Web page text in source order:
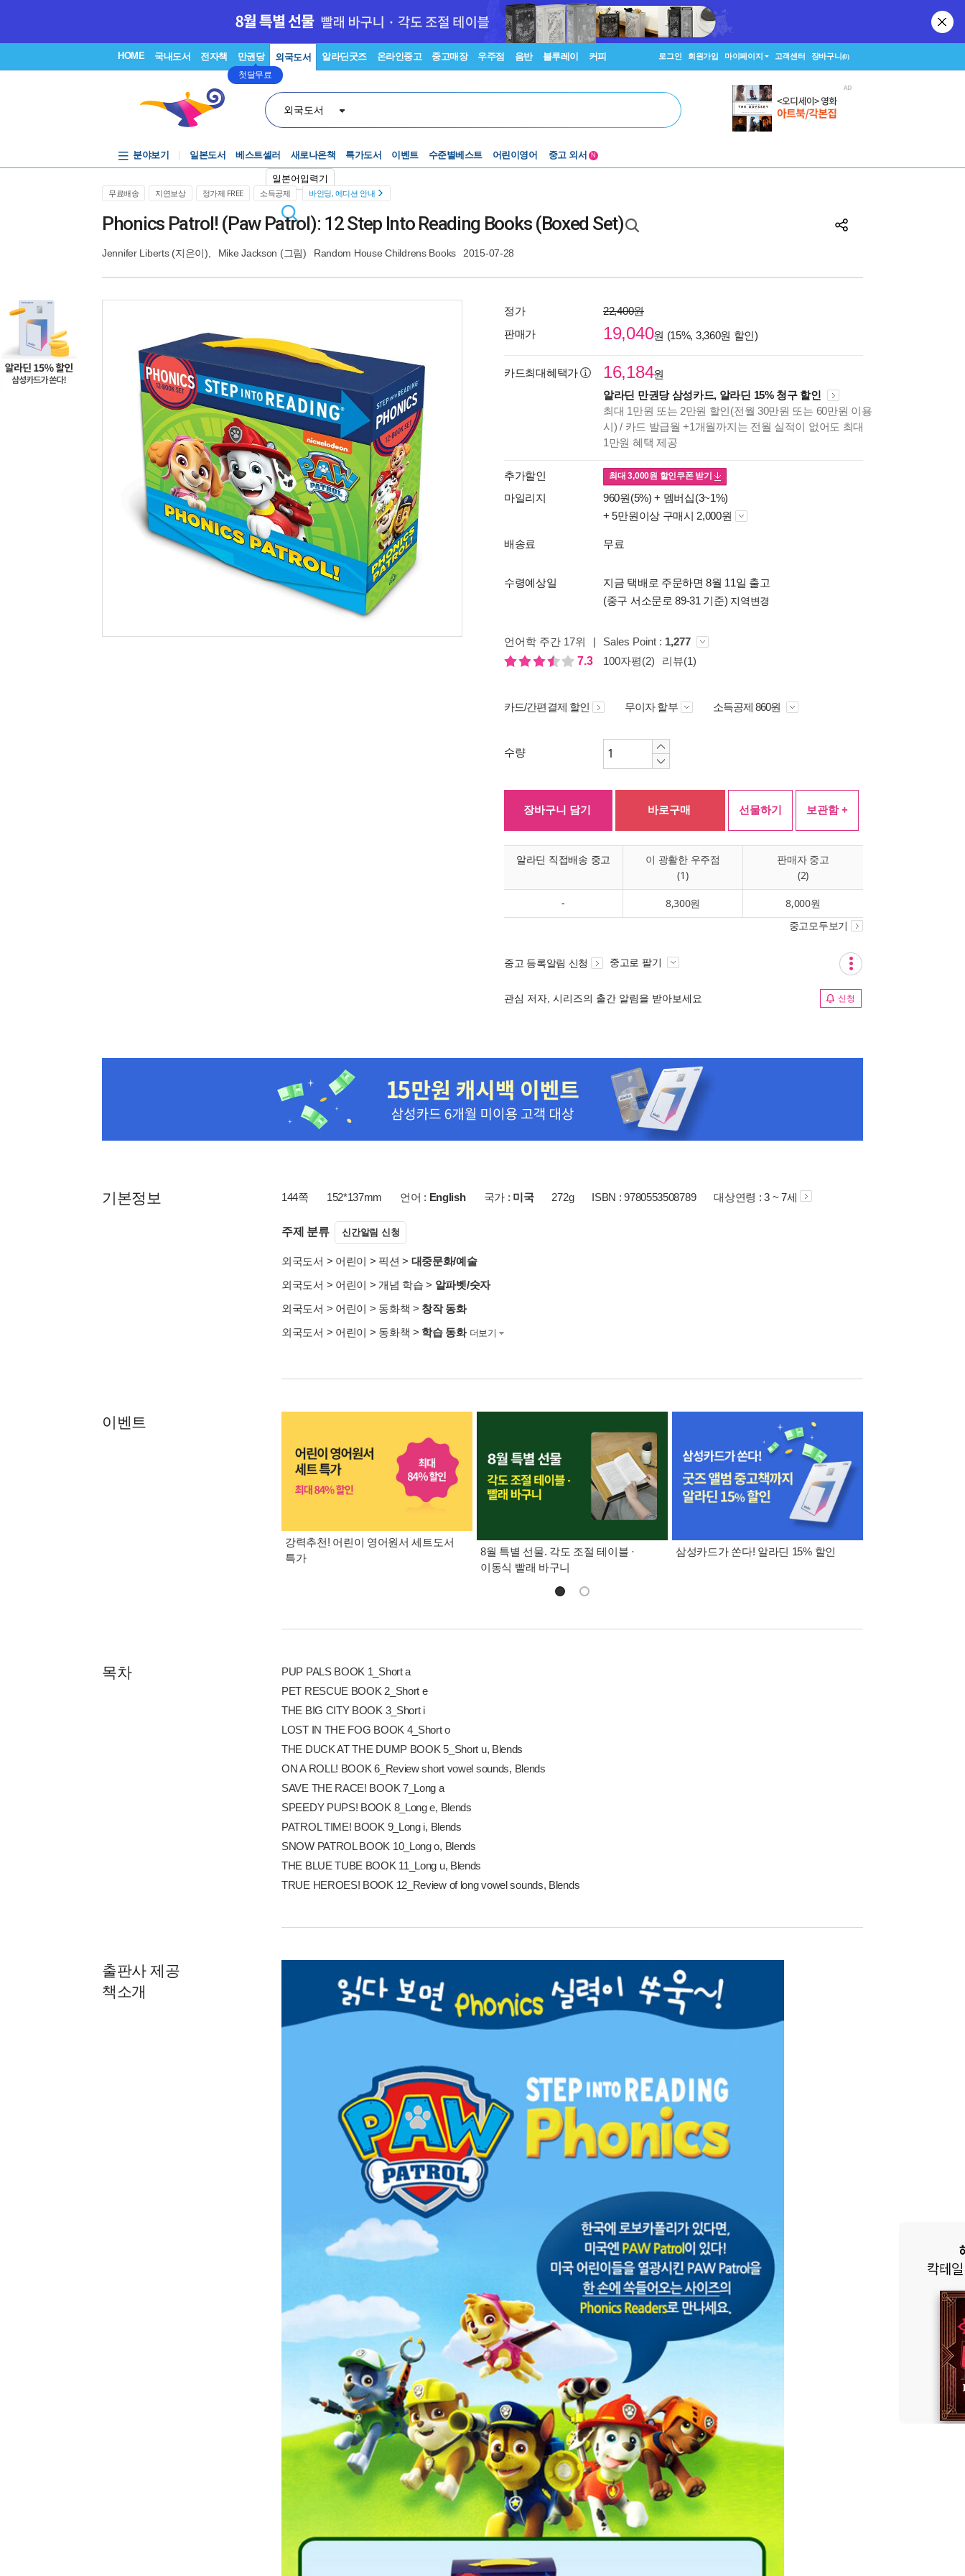
HOME 국내도서 전자책 만권당
첫달무료
외국도서 알라딘굿즈 온라인중고 중고매장 우주점 음반 블루레이 커피 로그인 회원가입 마이페이지 고객센터 장바구니(0)
외국도서
일본어입력기
분야보기 일본도서 베스트셀러 새로나온책 특가도서 이벤트
수준별베스트
Lexile®
어린이영어
중고 외서
5백원부터
N
무료배송 지연보상 정가제 FREE 소득공제 바인딩, 에디션 안내
Phonics Patrol! (Paw Patrol): 12 Step Into Reading Books (Boxed Set)
Jennifer Liberts(지은이), Mike Jackson (그림) Random House Childrens Books 2015-07-28
정가
22,400원
판매가
19,040원 (15%, 3,360원 할인)
카드최대혜택가 16,184원
알라딘 만권당 삼성카드, 알라딘 15% 청구 할인
최대 1만원 또는 2만원 할인(전월 30만원 또는 60만원 이용
시) / 카드 발급월 +1개월까지는 전월 실적이 없어도 최대
1만원 혜택 제공
추가할인 최대3,000원 할인쿠폰 받기
마일리지 960원(5%) + 멤버십(3~1%)
+ 5만원이상 구매시 2,000원
배송료 무료
수령예상일
지금 택배로 주문하면 8월 11일 출고
(중구 서소문로 89-31 기준) 지역변경
언어학 주간 17위 | Sales Point : 1,277
7.3
100자평(2) 리뷰(1)
카드/간편결제 할인 무이자 할부 소득공제 860원
수량
장바구니 담기 바로구매 선물하기 보관함 +
알라딘 직접배송 중고
이 광활한 우주점
(1)
판매자 중고
(2)
- 8,300원 8,000원
중고모두보기
중고 등록알림 신청 중고로 팔기
관심 저자, 시리즈의 출간 알림을 받아보세요 신청
기본정보 144쪽 152*137mm 언어 : English 국가 : 미국 272g ISBN : 9780553508789 대상연령 : 3 ~ 7세
주제 분류 신간알림 신청
외국도서 > 어린이 > 픽션 > 대중문화/예술
외국도서 > 어린이 > 개념 학습 > 알파벳/숫자
외국도서 > 어린이 > 동화책 > 창작 동화
외국도서 > 어린이 > 동화책 > 학습 동화 더보기
이벤트
강력추천! 어린이 영어원서 세트도서
특가
8월 특별 선물. 각도 조절 테이블 ·
이동식 빨래 바구니
삼성카드가 쏜다! 알라딘 15% 할인
목차
PUP PALS BOOK 1_Short a
PET RESCUE BOOK 2_Short e
THE BIG CITY BOOK 3_Short i
LOST IN THE FOG BOOK 4_Short o
THE DUCK AT THE DUMP BOOK 5_Short u, Blends
ON A ROLL! BOOK 6_Review short vowel sounds, Blends
SAVE THE RACE! BOOK 7_Long a
SPEEDY PUPS! BOOK 8_Long e, Blends
PATROL TIME! BOOK 9_Long i, Blends
SNOW PATROL BOOK 10_Long o, Blends
THE BLUE TUBE BOOK 11_Long u, Blends
TRUE HEROES! BOOK 12_Review of long vowel sounds, Blends
출판사 제공
책소개